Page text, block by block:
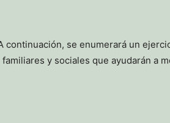
continuación, se enumerará un
y sociales que ayudarán a